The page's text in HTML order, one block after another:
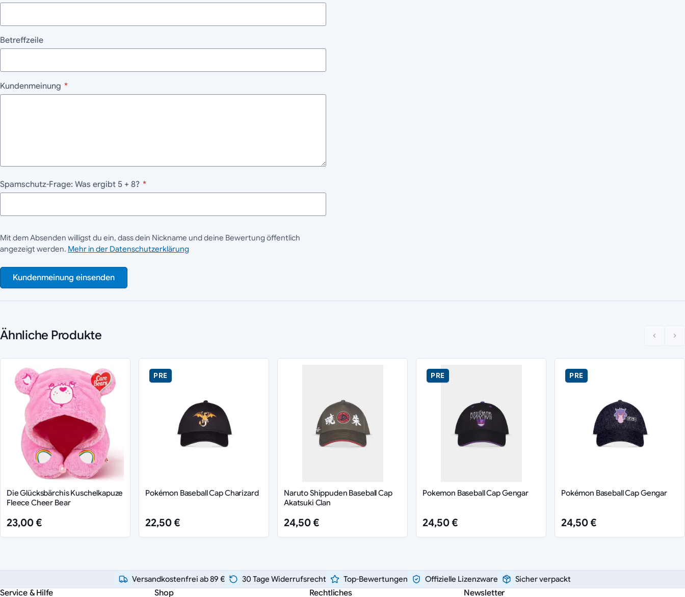
Betreffzeile
Kundenmeinung *
Spamschutz-Frage: Was ergibt 5 + 8? *
Mit dem Absenden willigst du ein, dass dein Nickname und deine Bewertung öffentlich
angezeigt werden. Mehr in der Datenschutzerklärung
Kundenmeinung einsenden
Ähnliche Produkte
Die Glücksbärchis Kuschelkapuze
Fleece Cheer Bear
23,00 €
PRE
Pokémon Baseball Cap Charizard
22,50 €
Naruto Shippuden Baseball Cap
Akatsuki Clan
24,50 €
PRE
Pokemon Baseball Cap Gengar
24,50 €
PRE
Pokémon Baseball Cap Gengar
24,50 €
Versandkostenfrei ab 89 € 30 Tage Widerrufsrecht Top-Bewertungen Offizielle Lizenzware Sicher verpackt
Service & Hilfe Shop Rechtliches Newsletter